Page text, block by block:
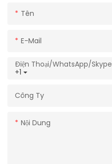
Tên
E-Mail
+1
Điện Thoại/WhatsApp/Skype
Công Ty
Nội Dung